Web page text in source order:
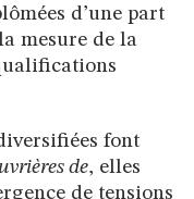
d’une part
mesure de la
font
de, elles
de tensions